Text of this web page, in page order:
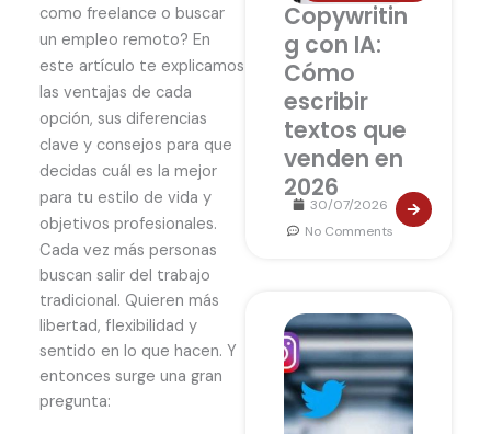
como freelance o buscar
un empleo remoto? En
este artículo te explicamos
las ventajas de cada
opción, sus diferencias
clave y consejos para que
decidas cuál es la mejor
para tu estilo de vida y
objetivos profesionales.
Cada vez más personas
buscan salir del trabajo
tradicional. Quieren más
libertad, flexibilidad y
sentido en lo que hacen. Y
entonces surge una gran
pregunta:
Copywritin
g con IA:
Cómo
escribir
textos que
venden en
2026
30/07/2026
No Comments